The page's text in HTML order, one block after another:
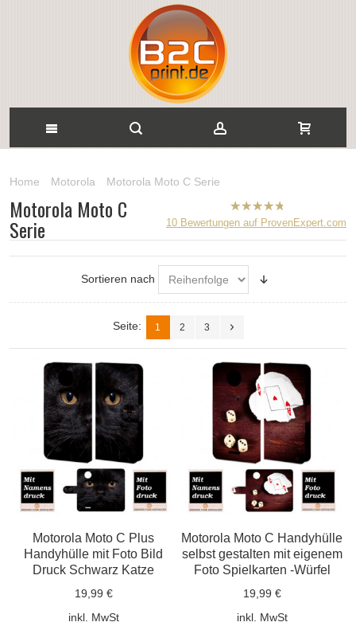
Home Motorola Motorola Moto C Serie
B2CPrint
Sternen |
10 Bewertungen auf ProvenExpert.com
Motorola Moto C
Serie
Sortieren nach
Seite: 1 2 3
Motorola Moto C Plus
Handyhülle mit Foto Bild
Druck Schwarz Katze
19,99 €
inkl. MwSt
Motorola Moto C Handyhülle
selbst gestalten mit eigenem
Foto Spielkarten -Würfel
19,99 €
inkl. MwSt